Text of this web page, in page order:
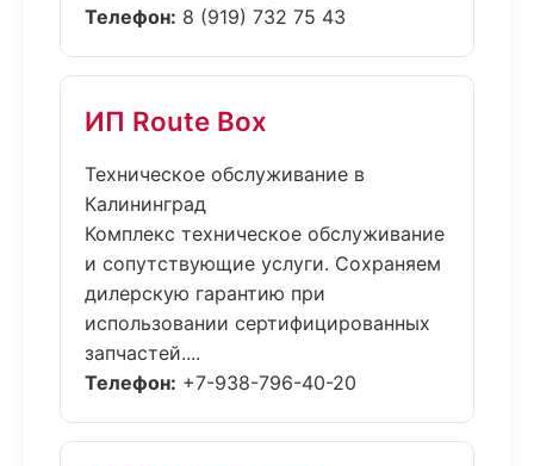
Телефон: 8 (919) 732 75 43
ИП Route Box
Техническое обслуживание в
Калининград
Комплекс техническое обслуживание
и сопутствующие услуги. Сохраняем
дилерскую гарантию при
использовании сертифицированных
запчастей....
Телефон: +7-938-796-40-20